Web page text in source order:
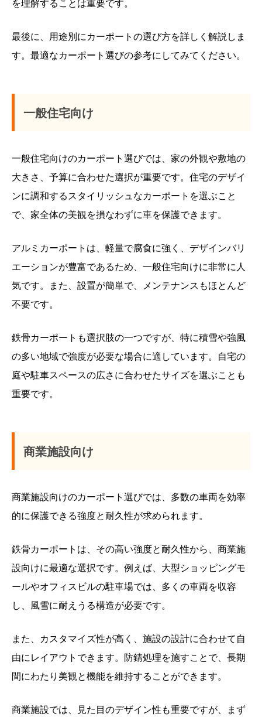
を理解することは重要です。
最後に、用途別にカーポートの選び方を詳しく解説しま
す。最適なカーポート選びの参考にしてみてください。
一般住宅向け
一般住宅向けのカーポート選びでは、家の外観や敷地の
大きさ、予算に合わせた選択が重要です。住宅のデザイ
ンに調和するスタイリッシュなカーポートを選ぶこと
で、家全体の美観を損なわずに車を保護できます。
アルミカーポートは、軽量で腐食に強く、デザインバリ
エーションが豊富であるため、一般住宅向けに非常に人
気です。また、設置が簡単で、メンテナンスもほとんど
不要です。
鉄骨カーポートも選択肢の一つですが、特に積雪や強風
の多い地域で強度が必要な場合に適しています。自宅の
庭や駐車スペースの広さに合わせたサイズを選ぶことも
重要です。
商業施設向け
商業施設向けのカーポート選びでは、多数の車両を効率
的に保護できる強度と耐久性が求められます。
鉄骨カーポートは、その高い強度と耐久性から、商業施
設向けに最適な選択です。例えば、大型ショッピングモ
ールやオフィスビルの駐車場では、多くの車両を収容
し、風雪に耐えうる構造が必要です。
また、カスタマイズ性が高く、施設の設計に合わせて自
由にレイアウトできます。防錆処理を施すことで、長期
間にわたり美観と機能を維持することができます。
商業施設では、見た目のデザイン性も重要ですが、まず